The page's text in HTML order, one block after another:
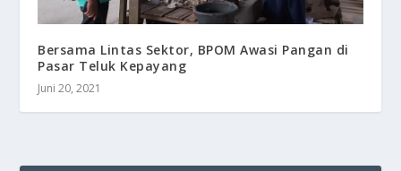
Bersama Lintas Sektor, BPOM Awasi Pangan di
Pasar Teluk Kepayang
Juni 20, 2021